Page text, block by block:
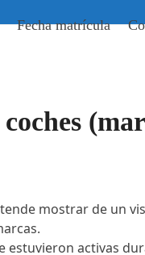
Fecha matrícula
mostrar de un
activas